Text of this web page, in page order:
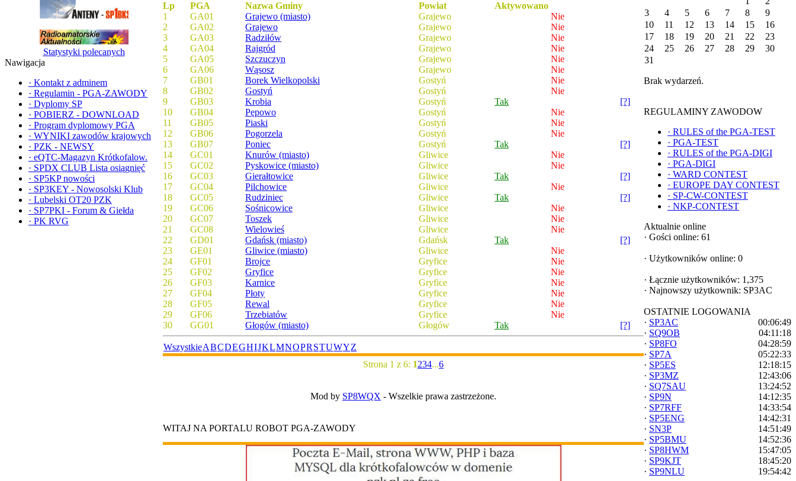
Statystyki polecanych
Nawigacja
· Kontakt z adminem
· Regulamin - PGA-ZAWODY
· Dyplomy SP
· POBIERZ - DOWNLOAD
· Program dyplomowy PGA
· WYNIKI zawodów krajowych
· PZK - NEWSY
· eQTC-Magazyn Krótkofalow.
· SPDX CLUB Lista osiągnięć
· SP5KP nowości
· SP3KEY - Nowosolski Klub
· Lubelski OT20 PZK
· SP7PKI - Forum & Giełda
· PK RVG
Lp PGA Nazwa Gminy Powiat
Aktywowano
1
GA01 Grajewo (miasto) Grajewo
Nie
2
GA02 Grajewo Grajewo
Nie
3
GA03 Radziłów Grajewo
Nie
4
GA04 Rajgród Grajewo
Nie
5
GA05 Szczuczyn Grajewo
Nie
6
GA06 Wąsosz Grajewo
Nie
7
GB01 Borek Wielkopolski Gostyń
Nie
8
GB02 Gostyń Gostyń
Nie
9
GB03 Krobia Gostyń Tak
[?]
10
GB04 Pępowo Gostyń
Nie
11
GB05 Piaski Gostyń
Nie
12
GB06 Pogorzela Gostyń
Nie
13
GB07 Poniec Gostyń Tak
[?]
14
GC01 Knurów (miasto) Gliwice
Nie
15
GC02 Pyskowice (miasto) Gliwice
Nie
16
GC03 Gierałtowice Gliwice Tak
[?]
17
GC04 Pilchowice Gliwice
Nie
18
GC05 Rudziniec Gliwice Tak
[?]
19
GC06 Sośnicowice Gliwice
Nie
20
GC07 Toszek Gliwice
Nie
21
GC08 Wielowieś Gliwice
Nie
22
GD01 Gdańsk (miasto) Gdańsk Tak
[?]
23
GE01 Gliwice (miasto) Gliwice
Nie
24
GF01 Brojce Gryfice
Nie
25
GF02 Gryfice Gryfice
Nie
26
GF03 Karnice Gryfice
Nie
27
GF04 Płoty Gryfice
Nie
28
GF05 Rewal Gryfice
Nie
29
GF06 Trzebiatów Gryfice
Nie
30
GG01 Głogów (miasto) Głogów Tak [?]
WszystkieABCDEGHIJKLMNOPR STUWYZ
Strona 1 z 6: 1234...6
Mod by SP8WQX - Wszelkie prawa zastrzeżone.
WITAJ NA PORTALU ROBOT PGA-ZAWODY
3
4 5 6 7 8
9
10
11 12 13 14 15
16
17
18 19 20 21 22
23
24
25 26 27 28 29
30
31
Brak wydarzeń.
REGULAMINY ZAWODOW
· RULES of the PGA-TEST
· PGA-TEST
· RULES of the PGA-DIGI
· PGA-DIGI
· WARD CONTEST
· EUROPE DAY CONTEST
· SP-CW-CONTEST
· NKP-CONTEST
Aktualnie online
· Gości online: 61
· Użytkowników online: 0
· Łącznie użytkowników: 1,375
· Najnowszy użytkownik: SP3AC
OSTATNIE LOGOWANIA
· SP3AC
00:06:49
· SQ9OB
04:11:18
· SP8FO
04:28:59
· SP7A
05:22:33
· SP5ES
12:18:15
· SP3MZ
12:43:06
· SQ7SAU
13:24:52
· SP9N
14:12:35
· SP7RFF
14:33:54
· SP5ENG
14:42:31
· SN3P
14:51:49
· SP5BMU
14:52:36
· SP8HWM
15:47:05
· SP9KJT
18:45:20
· SP9NLU 19:54:42